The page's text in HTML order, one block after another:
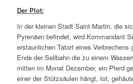
Der Plot:
In der kleinen Stadt Saint-Martin, die
Pyrenäen befindet, wird Kommandant
erstaunlichen Tatort eines Verbrechens
Ende der Seilbahn die zu einem
mitten im Monat Dezember, ein Pferd
einer der Stützsäulen hängt, tot,